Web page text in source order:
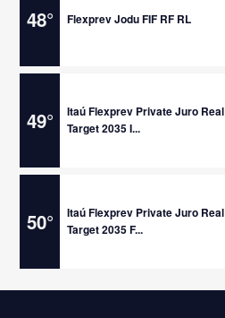
48° Flexprev Jodu FIF RF RL
49°
Itaú Flexprev Private Juro Real
Target 2035 I...
50°
Itaú Flexprev Private Juro Real
Target 2035 F...